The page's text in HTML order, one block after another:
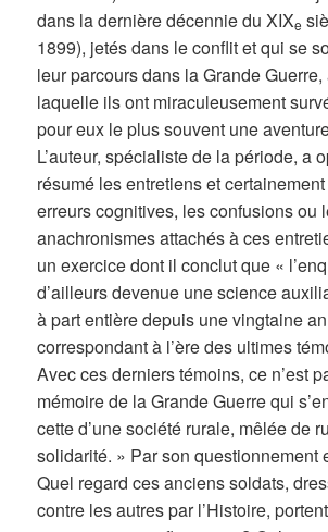
dans la dernière décennie du XIXe
1899), jetés dans le conflit et qui se
leur parcours dans la Grande Guerre,
laquelle ils ont miraculeusement
pour eux le plus souvent une
L’auteur, spécialiste de la période, a
résumé les entretiens et
erreurs cognitives, les confusions ou
anachronismes attachés à ces
un exercice dont il conclut que «
d’ailleurs devenue une science
à part entière depuis une vingtaine
correspondant à l’ère des ultimes
Avec ces derniers témoins, ce n’est
mémoire de la Grande Guerre qui
cette d’une société rurale, mêlée de
solidarité. » Par son questionnement
Quel regard ces anciens soldats,
contre les autres par l’Histoire,